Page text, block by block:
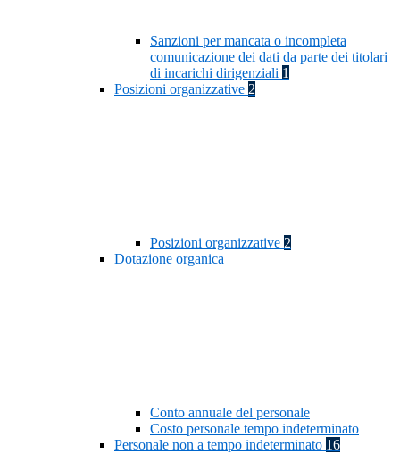
Sanzioni per mancata o incompleta
comunicazione dei dati da parte dei titolari
di incarichi dirigenziali 1
Posizioni organizzative 2
Posizioni organizzative 2
Dotazione organica
Conto annuale del personale
Costo personale tempo indeterminato
Personale non a tempo indeterminato 16